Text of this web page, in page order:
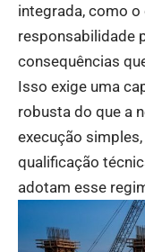
integrada, como
responsabilidade
consequências
Isso exige uma
robusta do que a
execução
qualificação
adotam esse